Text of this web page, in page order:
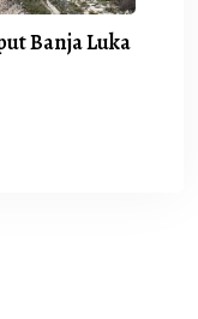
Banja Luka